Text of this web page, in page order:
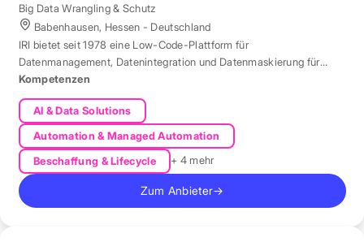
Big Data Wrangling & Schutz
Babenhausen, Hessen - Deutschland
IRI bietet seit 1978 eine Low-Code-Plattform für
Datenmanagement, Datenintegration und Datenmaskierung für
produktive Datenbestände weltweit.
Kompetenzen
AI & Data Solutions
Automation & Managed Automation
Beschaffung & Lifecycle
+ 4 mehr
Zum Anbieter→